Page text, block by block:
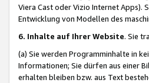
Viera Cast oder Vizio Internet Apps).
Entwicklung von Modellen des
6. Inhalte auf Ihrer Website. Sie
(a) Sie werden Programminhalte in
Informationen; Sie dürfen aus einer
erhalten bleiben bzw. aus Text